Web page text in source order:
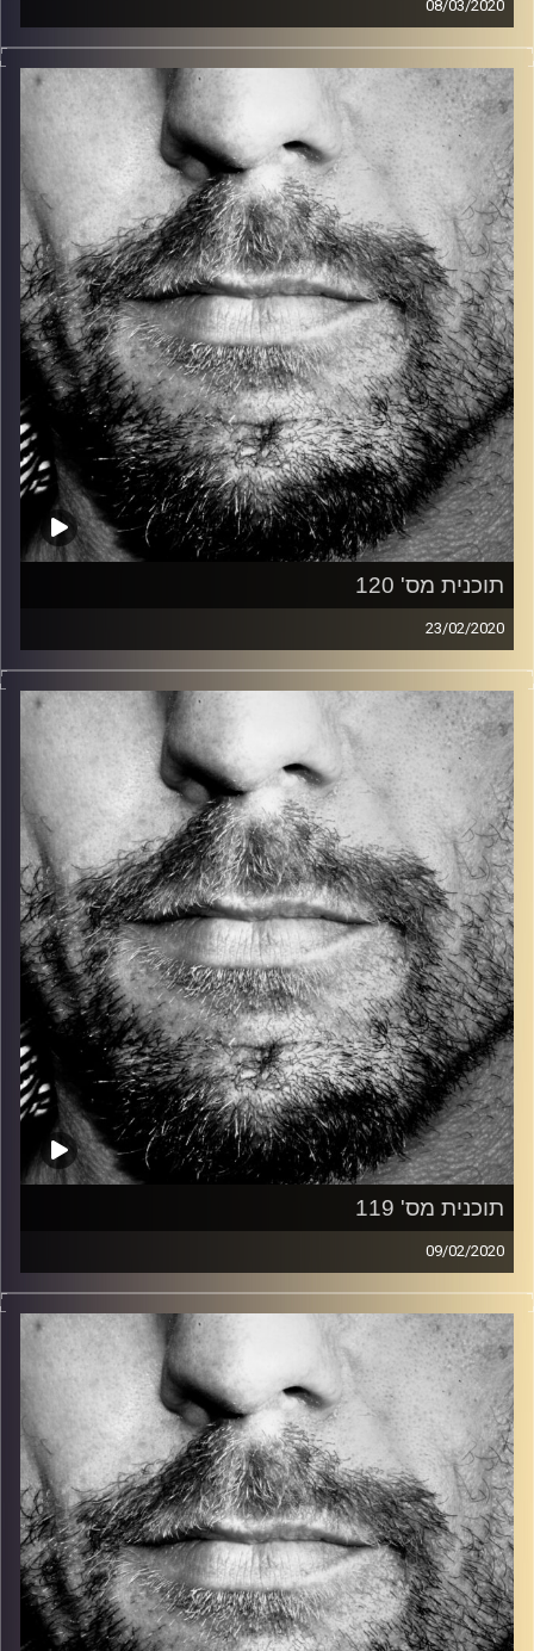
08/03/2020
זיפים, מוזיקה מחוספסת של הופעות חיות. הרבה ג'אם, רוק,
בלוז, bluegrass, ג'אז, Fאנק, פרוגרסיב ואפילו אלקטרוניקה.
כל מה שחי, אמיתי ונושם.
עם שמוליק רגב.
קרדיט תמונות: David Goehring
תוכנית מס' 120
23/02/2020
זיפים, מוזיקה מחוספסת של הופעות חיות. הרבה ג'אם, רוק,
בלוז, bluegrass, ג'אז, Fאנק, פרוגרסיב ואפילו אלקטרוניקה.
כל מה שחי, אמיתי ונושם.
עם שמוליק רגב.
קרדיט תמונות: David Goehring
תוכנית מס' 119
09/02/2020
זיפים, מוזיקה מחוספסת של הופעות חיות. הרבה ג'אם, רוק,
בלוז, bluegrass, ג'אז, Fאנק, פרוגרסיב ואפילו אלקטרוניקה.
כל מה שחי, אמיתי ונושם.
עם שמוליק רגב.
קרדיט תמונות: David Goehring